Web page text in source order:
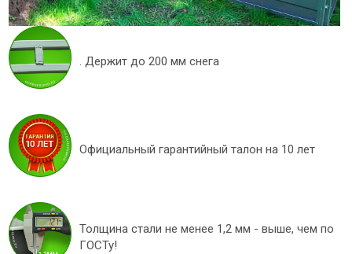
. Держит до 200 мм снега
Официальный гарантийный талон на 10 лет
Толщина стали не менее 1,2 мм - выше, чем по
ГОСТу!